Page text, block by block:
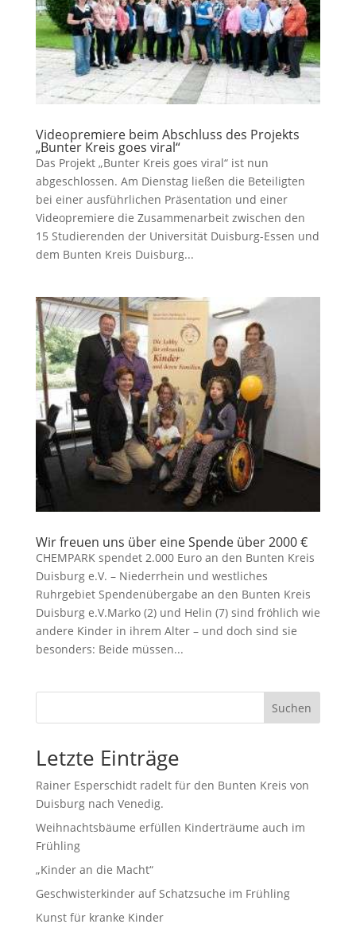
Videopremiere beim Abschluss des Projekts
„Bunter Kreis goes viral“
Das Projekt „Bunter Kreis goes viral“ ist nun
abgeschlossen. Am Dienstag ließen die Beteiligten
bei einer ausführlichen Präsentation und einer
Videopremiere die Zusammenarbeit zwischen den
15 Studierenden der Universität Duisburg-Essen und
dem Bunten Kreis Duisburg...
Wir freuen uns über eine Spende über 2000 €
CHEMPARK spendet 2.000 Euro an den Bunten Kreis
Duisburg e.V. – Niederrhein und westliches
Ruhrgebiet Spendenübergabe an den Bunten Kreis
Duisburg e.V.Marko (2) und Helin (7) sind fröhlich wie
andere Kinder in ihrem Alter – und doch sind sie
besonders: Beide müssen...
Suchen
Letzte Einträge
Rainer Esperschidt radelt für den Bunten Kreis von
Duisburg nach Venedig.
Weihnachtsbäume erfüllen Kinderträume auch im
Frühling
„Kinder an die Macht“
Geschwisterkinder auf Schatzsuche im Frühling
Kunst für kranke Kinder